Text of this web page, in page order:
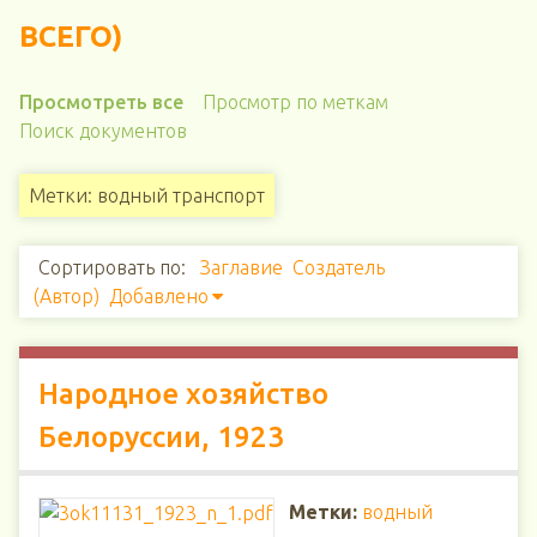
ВСЕГО)
Просмотреть все
Просмотр по меткам
Поиск документов
Метки: водный транспорт
Сортировать по: Заглавие Создатель
(Автор)
Добавлено
Народное хозяйство
Белоруссии, 1923
Метки: водный